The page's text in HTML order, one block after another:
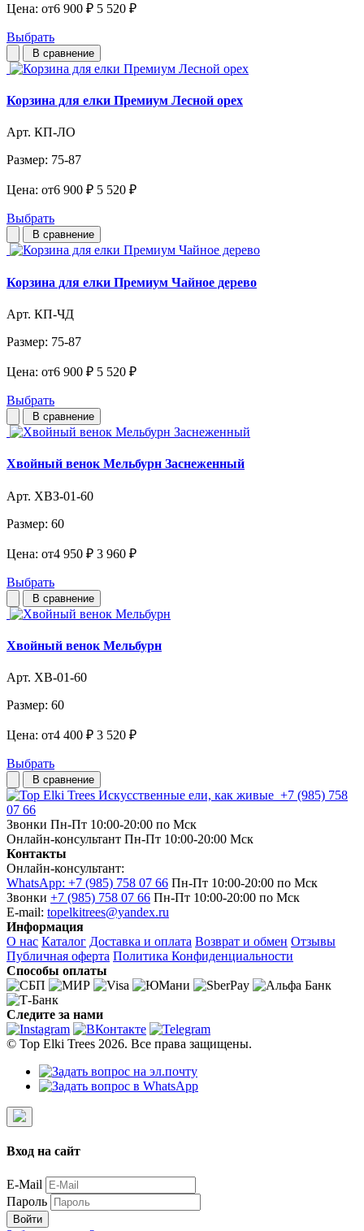
Цена: от6 900 ₽ 5 520 ₽
Выбрать
В сравнение
Корзина для елки Премиум Лесной орех
Арт. КП-ЛО
Размер: 75-87
Цена: от6 900 ₽ 5 520 ₽
Выбрать
В сравнение
Корзина для елки Премиум Чайное дерево
Арт. КП-ЧД
Размер: 75-87
Цена: от6 900 ₽ 5 520 ₽
Выбрать
В сравнение
Хвойный венок Мельбурн Заснеженный
Арт. ХВЗ-01-60
Размер: 60
Цена: от4 950 ₽ 3 960 ₽
Выбрать
В сравнение
Хвойный венок Мельбурн
Арт. ХВ-01-60
Размер: 60
Цена: от4 400 ₽ 3 520 ₽
Выбрать
В сравнение
Искусственные ели, как живые +7 (985) 758
07 66
Звонки Пн-Пт 10:00-20:00 по Мск
Онлайн-консультант Пн-Пт 10:00-20:00 Мск
Контакты
Онлайн-консультант:
WhatsApp: +7 (985) 758 07 66 Пн-Пт 10:00-20:00 по Мск
Звонки +7 (985) 758 07 66 Пн-Пт 10:00-20:00 по Мск
E-mail: topelkitrees@yandex.ru
Информация
О нас Каталог Доставка и оплата Возврат и обмен Отзывы
Публичная оферта Политика Конфиденциальности
Способы оплаты
Следите за нами
© Top Elki Trees 2026. Все права защищены.
Вход на сайт
E-Mail
Пароль